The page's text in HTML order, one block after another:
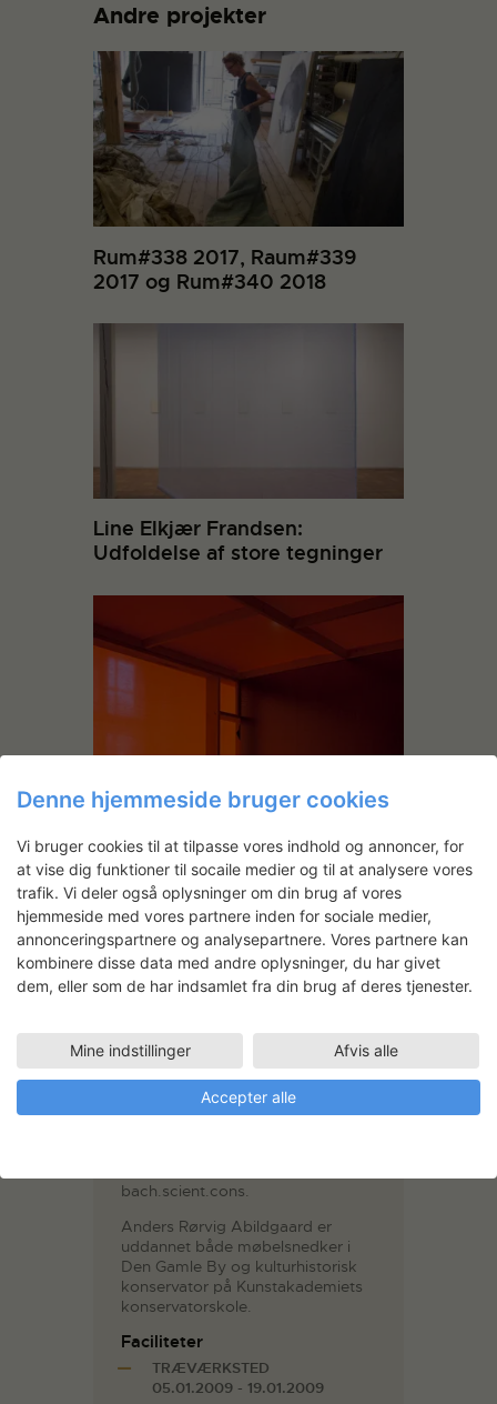
Andre projekter
Rum#338 2017, Raum#339
2017 og Rum#340 2018
Line Elkjær Frandsen:
Udfoldelse af store tegninger
Minimal Baroque
bach.scient.cons.
Anders Rørvig Abildgaard er
uddannet både møbelsnedker i
Den Gamle By og kulturhistorisk
konservator på Kunstakademiets
konservatorskole.
Faciliteter
TRÆVÆRKSTED
05.01.2009 - 19.01.2009
Denne hjemmeside bruger cookies
Vi bruger cookies til at tilpasse vores indhold og annoncer, for
at vise dig funktioner til socaile medier og til at analysere vores
trafik. Vi deler også oplysninger om din brug af vores
hjemmeside med vores partnere inden for sociale medier,
annonceringspartnere og analysepartnere. Vores partnere kan
kombinere disse data med andre oplysninger, du har givet
dem, eller som de har indsamlet fra din brug af deres tjenester.
Mine indstillinger Afvis alle
Accepter alle